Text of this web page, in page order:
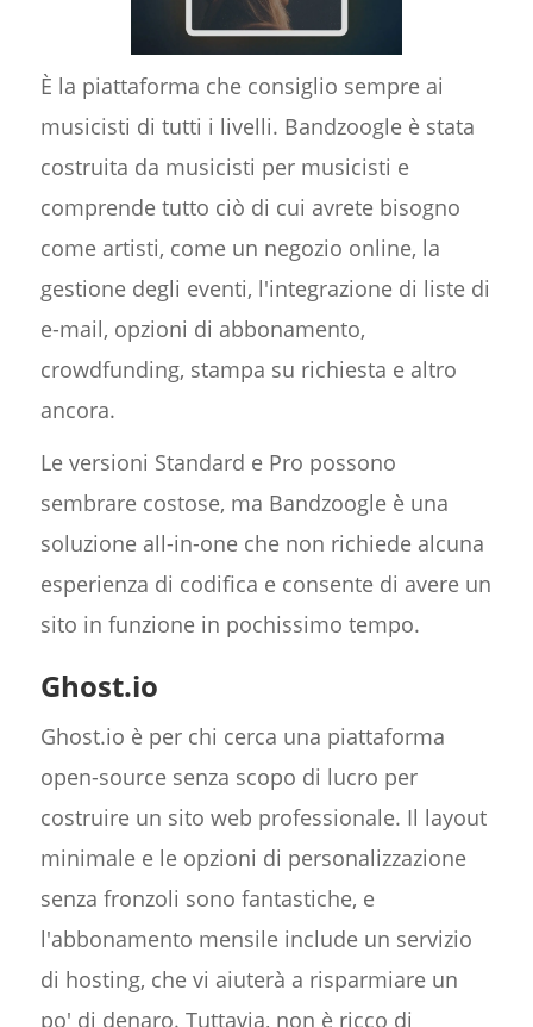
È la piattaforma che consiglio sempre ai
musicisti di tutti i livelli. Bandzoogle è stata
costruita da musicisti per musicisti e
comprende tutto ciò di cui avrete bisogno
come artisti, come un negozio online, la
gestione degli eventi, l'integrazione di liste di
e-mail, opzioni di abbonamento,
crowdfunding, stampa su richiesta e altro
ancora.
Le versioni Standard e Pro possono
sembrare costose, ma Bandzoogle è una
soluzione all-in-one che non richiede alcuna
esperienza di codifica e consente di avere un
sito in funzione in pochissimo tempo.
Ghost.io
Ghost.io è per chi cerca una piattaforma
open-source senza scopo di lucro per
costruire un sito web professionale. Il layout
minimale e le opzioni di personalizzazione
senza fronzoli sono fantastiche, e
l'abbonamento mensile include un servizio
di hosting, che vi aiuterà a risparmiare un
po' di denaro. Tuttavia, non è ricco di